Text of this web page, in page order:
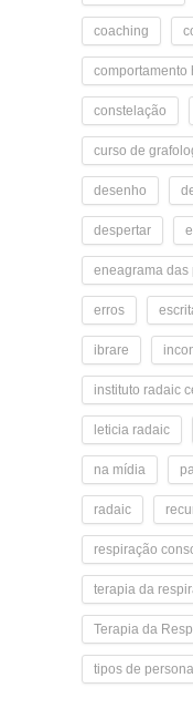
coaching
comportamento
constelação
curso de
desenho
despertar
eneagrama
erros
ibrare
instituto radaic
leticia radaic
na mídia
radaic
respiração
terapia da
Terapia da
tipos de